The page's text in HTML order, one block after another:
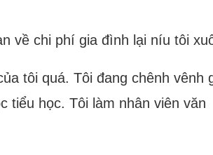
về chi phí gia đình lại níu tôi
tôi quá. Tôi đang chênh vênh
tiểu học. Tôi làm nhân viên văn